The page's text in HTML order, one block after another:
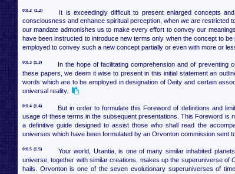
0:0.2 (1.2)
It is exceedingly difficult to present enlarged concepts
consciousness and enhance spiritual perception, when we are restricted
our mandate admonishes us to make every effort to convey our
have been instructed to introduce new terms only when the concept to
employed to convey such a new concept partially or even with more or
0:0.3 (1.3)
In the hope of facilitating comprehension and of
these papers, we deem it wise to present in this initial statement an
words which are to be employed in designation of Deity and certain
universal reality.
0:0.4 (1.4)
But in order to formulate this Foreword of definitions and
usage of these terms in the subsequent presentations. This Foreword is
a definitive guide designed to assist those who shall read the
universes which have been formulated by an Orvonton commission sent
0:0.5 (1.5) Your world, Urantia, is one of many similar inhabited
universe, together with similar creations, makes up the superuniverse of
hails. Orvonton is one of the seven evolutionary superuniverses of